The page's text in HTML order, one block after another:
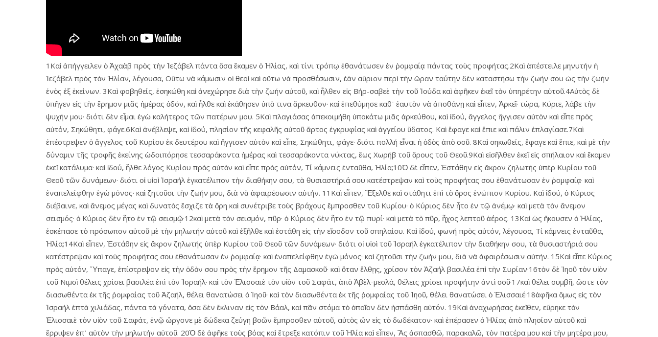
1Καὶ ἀπήγγειλεν ὁ Ἀχαὰβ πρὸς τὴν Ἰεζάβελ πάντα ὅσα ἔκαμεν ὁ Ἠλίας, καὶ τίνι τρόπῳ ἐθανάτωσεν ἐν ῥομφαίᾳ πάντας τοὺς προφήτας.2Καὶ ἀπέστειλε μηνυτήν ἡ
Ἰεζάβελ πρὸς τὸν Ἠλίαν, λέγουσα, Οὕτω νὰ κάμωσιν οἱ θεοὶ καὶ οὕτω νὰ προσθέσωσιν, ἐὰν αὔριον περὶ τὴν ὥραν ταύτην δὲν καταστήσω τὴν ζωήν σου ὡς τὴν ζωήν
ἑνὸς ἐξ ἐκείνων. 3Καὶ φοβηθείς, ἐσηκώθη καὶ ἀνεχώρησε διὰ τὴν ζωήν αὑτοῦ, καὶ ἦλθεν εἰς Βήρ-σαβεὲ τὴν τοῦ Ἰούδα καὶ ἀφῆκεν ἐκεῖ τὸν ὑπηρέτην αὑτοῦ.4Αὐτὸς δὲ
ὑπῆγεν εἰς τὴν ἔρημον μιᾶς ἡμέρας ὁδόν, καὶ ἦλθε καὶ ἐκάθησεν ὑπὸ τινα ἄρκευθον· καὶ ἐπεθύμησε καθ᾿ ἑαυτὸν νὰ ἀποθάνῃ καὶ εἶπεν, Ἀρκεῖ· τώρα, Κύριε, λάβε τὴν
ψυχήν μου· διότι δὲν εἶμαι ἐγὼ καλήτερος τῶν πατέρων μου. 5Καὶ πλαγιάσας ἀπεκοιμήθη ὑποκάτω μιᾶς ἀρκεύθου, καὶ ἰδού, ἄγγελος ἤγγισεν αὐτὸν καὶ εἶπε πρὸς
αὐτόν, Σηκώθητι, φάγε.6Καὶ ἀνέβλεψε, καὶ ἰδού, πλησίον τῆς κεφαλῆς αὐτοῦ ἄρτος ἐγκρυφίας καὶ ἀγγείου ὕδατος. Καὶ ἔφαγε καὶ ἔπιε καὶ πάλιν ἐπλαγίασε.7Καὶ
ἐπέστρεψεν ὁ ἄγγελος τοῦ Κυρίου ἐκ δευτέρου καὶ ἤγγισεν αὐτὸν καὶ εἶπε, Σηκώθητι, φάγε· διότι πολλή εἶναι ἡ ὁδὸς ἀπὸ σοῦ. 8Καὶ σηκωθείς, ἔφαγε καὶ ἔπιε, καὶ μὲ τὴν
δύναμιν τῆς τροφῆς ἐκείνης ὡδοιπόρησε τεσσαράκοντα ἡμέρας καὶ τεσσαράκοντα νύκτας, ἔως Χωρήβ τοῦ ὄρους τοῦ Θεοῦ.9Καὶ εἰσῆλθεν ἐκεῖ εἰς σπήλαιον καὶ ἔκαμεν
ἐκεῖ κατάλυμα· καὶ ἰδού, ἦλθε λόγος Κυρίου πρὸς αὐτὸν καὶ εἶπε πρὸς αὐτόν, Τί κάμνεις ἐνταῦθα, Ἠλία;10Ὁ δὲ εἶπεν, Ἐστάθην εἰς ἄκρον ζηλωτής ὑπὲρ Κυρίου τοῦ
Θεοῦ τῶν δυνάμεων· διότι οἱ υἱοὶ Ἰσραήλ ἐγκατέλιπον τὴν διαθήκην σου, τὰ θυσιαστήριά σου κατέστρεψαν καὶ τοὺς προφήτας σου ἐθανάτωσαν ἐν ῥομφαίᾳ· καὶ
ἐναπελείφθην ἐγὼ μόνος· καὶ ζητοῦσι τὴν ζωήν μου, διὰ νὰ ἀφαιρέσωσιν αὐτήν. 11Καὶ εἶπεν, Ἔξελθε καὶ στάθητι ἐπὶ τὸ ὄρος ἐνώπιον Κυρίου. Καὶ ἰδού, ὁ Κύριος
διέβαινε, καὶ ἄνεμος μέγας καὶ δυνατὸς ἔσχιζε τὰ ὄρη καὶ συνέτριβε τοὺς βράχους ἔμπροσθεν τοῦ Κυρίου· ὁ Κύριος δὲν ἦτο ἐν τῷ ἀνέμῳ· καὶ μετὰ τὸν ἄνεμον
σεισμός· ὁ Κύριος δὲν ἦτο ἐν τῷ σεισμῷ·12καὶ μετὰ τὸν σεισμόν, πῦρ· ὁ Κύριος δὲν ἦτο ἐν τῷ πυρί· καὶ μετὰ τὸ πῦρ, ἦχος λεπτοῦ ἀέρος. 13Καὶ ὡς ἤκουσεν ὁ Ἠλίας,
ἐσκέπασε τὸ πρόσωπον αὑτοῦ μὲ τὴν μηλωτήν αὑτοῦ καὶ ἐξῆλθε καὶ ἐστάθη εἰς τὴν εἴσοδον τοῦ σπηλαίου. Καὶ ἰδού, φωνή πρὸς αὐτόν, λέγουσα, Τί κάμνεις ἐνταῦθα,
Ἠλία;14Καὶ εἶπεν, Ἐστάθην εἰς ἄκρον ζηλωτής ὑπὲρ Κυρίου τοῦ Θεοῦ τῶν δυνάμεων· διότι οἱ υἱοὶ τοῦ Ἰσραήλ ἐγκατέλιπον τὴν διαθήκην σου, τὰ θυσιαστήριά σου
κατέστρεψαν καὶ τοὺς προφήτας σου ἐθανάτωσαν ἐν ῥομφαίᾳ· καὶ ἐναπελείφθην ἐγὼ μόνος· καὶ ζητοῦσι τὴν ζωήν μου, διὰ νὰ ἀφαιρέσωσιν αὐτήν. 15Καὶ εἶπε Κύριος
πρὸς αὐτόν, Ὕπαγε, ἐπίστρεψον εἰς τὴν ὁδὸν σου πρὸς τὴν ἔρημον τῆς Δαμασκοῦ· καὶ ὅταν ἔλθῃς, χρίσον τὸν Ἀζαήλ βασιλέα ἐπὶ τὴν Συρίαν·16τὸν δὲ Ἰηοῦ τὸν υἱὸν
τοῦ Νιμσὶ θέλεις χρίσει βασιλέα ἐπὶ τὸν Ἰσραήλ· καὶ τὸν Ἐλισσαιὲ τὸν υἱὸν τοῦ Σαφάτ, ἀπὸ Ἀβὲλ-μεολά, θέλεις χρίσει προφήτην ἀντὶ σοῦ·17καὶ θέλει συμβῆ, ὥστε τὸν
διασωθέντα ἐκ τῆς ῥομφαίας τοῦ Ἀζαήλ, θέλει θανατώσει ὁ Ἰηοῦ· καὶ τὸν διασωθέντα ἐκ τῆς ῥομφαίας τοῦ Ἰηοῦ, θέλει θανατώσει ὁ Ἐλισσαιέ·18ἀφῆκα ὅμως εἰς τὸν
Ἰσραήλ ἑπτὰ χιλιάδας, πάντα τὰ γόνατα, ὅσα δὲν ἔκλιναν εἰς τὸν Βάαλ, καὶ πᾶν στόμα τὸ ὁποῖον δὲν ἠσπάσθη αὐτόν. 19Καὶ ἀναχωρήσας ἐκεῖθεν, εὕρηκε τὸν
Ἐλισσαιὲ τὸν υἱὸν τοῦ Σαφάτ, ἐνῷ ὤργονε μὲ δώδεκα ζεύγη βοῶν ἔμπροσθεν αὑτοῦ, αὐτὸς ὤν εἰς τὸ δωδέκατον· καὶ ἐπέρασεν ὁ Ἠλίας ἀπὸ πλησίον αὐτοῦ καὶ
ἔρριψεν ἐπ᾿ αὐτὸν τὴν μηλωτήν αὑτοῦ. 20Ὁ δὲ ἀφῆκε τοὺς βόας καὶ ἔτρεξε κατόπιν τοῦ Ἠλία καὶ εἶπεν, Ἄς ἀσπασθῶ, παρακαλῶ, τὸν πατέρα μου καὶ τὴν μητέρα μου,